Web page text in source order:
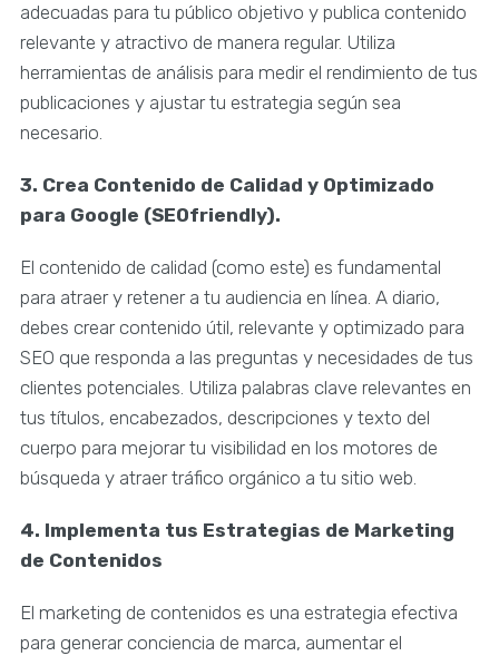
adecuadas para tu público objetivo y publica contenido
relevante y atractivo de manera regular. Utiliza
herramientas de análisis para medir el rendimiento de tus
publicaciones y ajustar tu estrategia según sea
necesario.
3. Crea Contenido de Calidad y Optimizado
para Google (SEOfriendly).
El contenido de calidad (como este) es fundamental
para atraer y retener a tu audiencia en línea. A diario,
debes crear contenido útil, relevante y optimizado para
SEO que responda a las preguntas y necesidades de tus
clientes potenciales. Utiliza palabras clave relevantes en
tus títulos, encabezados, descripciones y texto del
cuerpo para mejorar tu visibilidad en los motores de
búsqueda y atraer tráfico orgánico a tu sitio web.
4. Implementa tus Estrategias de Marketing
de Contenidos
El marketing de contenidos es una estrategia efectiva
para generar conciencia de marca, aumentar el